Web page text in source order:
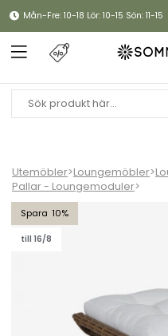
Mån-Fre: 10-18 Lör: 10-15 Sön: 11-15
Utemöbler>Loungemöbler>
Pallar - Loungemoduler>
10
till 16/8
Covelo fotpall - natur/